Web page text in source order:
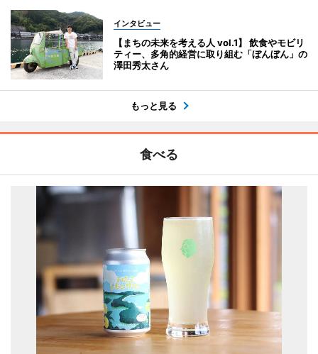
インタビュー
【まちの未来を考える人 vol.1】 飲食やモビリ
ティー、多角的経営に取り組む「ぼんぼん」の
澤田秀太さん
もっと見る
食べる